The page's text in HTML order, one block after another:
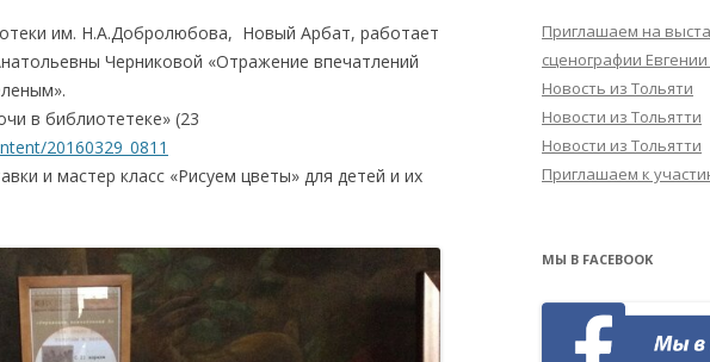
им. Н.А.Добролюбова, Новый Арбат, работает
Черниковой «Отражение впечатлений
в библиотетеке» (23
20160329_0811
и мастер класс «Рисуем цветы» для детей и их
Приглашаем на
сценографии
Новость из Тольяти
Новости из Тольятти
Новости из Тольятти
Приглашаем к
МЫ В FACEBOOK